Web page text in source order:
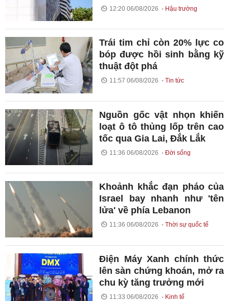
12:20 06/08/2026 Hậu trường
Trái tim chỉ còn 20% lực co
bóp được hồi sinh bằng kỹ
thuật đột phá
11:57 06/08/2026 Tin tức
Nguồn gốc vật nhọn khiến
loạt ô tô thủng lốp trên cao
tốc qua Gia Lai, Đắk Lắk
11:36 06/08/2026 Đời sống
Khoảnh khắc đạn pháo của
Israel bay nhanh như 'tên
lửa' về phía Lebanon
11:36 06/08/2026 Thời sự quốc tế
Điện Máy Xanh chính thức
lên sàn chứng khoán, mở ra
chu kỳ tăng trưởng mới
11:33 06/08/2026 Kinh tế